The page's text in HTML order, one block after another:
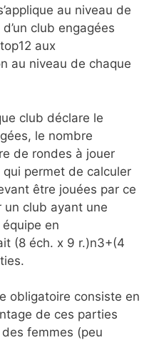
au niveau de
club engagées
aux
au niveau de chaque
club déclare le
le nombre
de rondes à jouer
permet de calculer
être jouées par ce
un club ayant une
en
(8 éch. x 9 r.)n3+(4
obligatoire consiste en
de ces parties
femmes (peu